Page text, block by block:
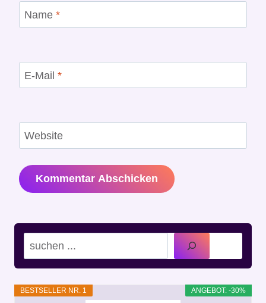
Name *
E-Mail *
Website
Suchen
ANGEBOT: -30%
BESTSELLER NR. 1